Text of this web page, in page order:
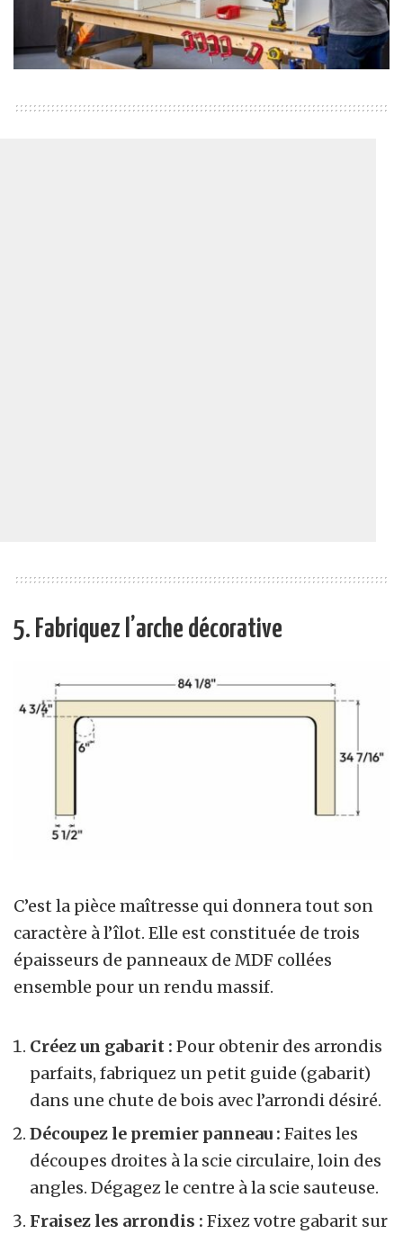
5. Fabriquez l’arche décorative
C’est la pièce maîtresse qui donnera tout son
caractère à l’îlot. Elle est constituée de trois
épaisseurs de panneaux de MDF collées
ensemble pour un rendu massif.
Créez un gabarit : Pour obtenir des arrondis
parfaits, fabriquez un petit guide (gabarit)
dans une chute de bois avec l’arrondi désiré.
Découpez le premier panneau : Faites les
découpes droites à la scie circulaire, loin des
angles. Dégagez le centre à la scie sauteuse.
Fraisez les arrondis : Fixez votre gabarit sur